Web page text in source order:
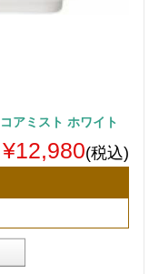
アミスト ホワイト
¥12,980(税込)